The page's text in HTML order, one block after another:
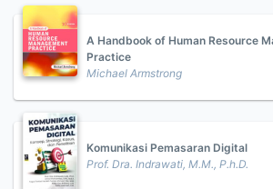
A Handbook of Human Resource
Practice
Michael Armstrong
Komunikasi Pemasaran Digital
Prof. Dra. Indrawati, M.M., P.h.D.